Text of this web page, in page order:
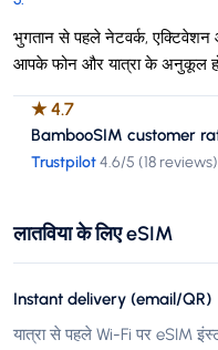
भुगतान से पहले नेटवर्क, एक्टिवेशन
आपके फोन और यात्रा के अनुकूल
★4.7
BambooSIM customer
Trustpilot4.6/5 (18 reviews)
लातविया के लिए eSIM
Instant delivery (email/QR)
यात्रा से पहले Wi-Fi पर eSIM